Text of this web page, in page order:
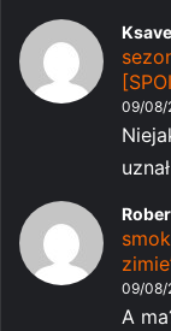
09/08/
09/08/
A